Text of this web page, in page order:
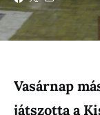
Vasárnap
játszotta a